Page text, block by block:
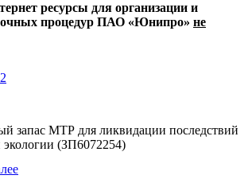
ресурсы для организации и
процедур ПАО «Юнипро» не
запас МТР для ликвидации последствий
экологии (ЗП6072254)